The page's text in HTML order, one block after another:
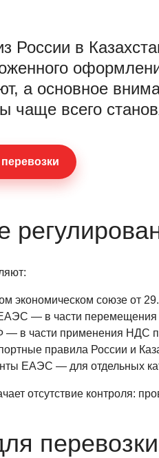
России в
а основное
чаще всего
экономическом союзе от
— в части перемещения
— в части применения НДС
правила России и
ЕАЭС — для отдельных
отсутствие контроля: